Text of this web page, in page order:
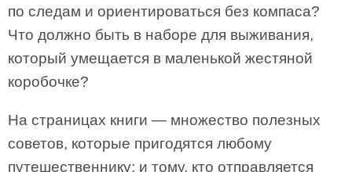
по следам и ориентироваться без компаса?
Что должно быть в наборе для выживания,
который умещается в маленькой жестяной
коробочке?
На страницах книги — множество полезных
советов, которые пригодятся любому
путешественнику: и тому, кто отправляется